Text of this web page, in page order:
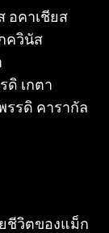
อคาเชียส
ควินัส
ดิ เกตา
รรดิ คารากัล
ชีวิตของแม็ก